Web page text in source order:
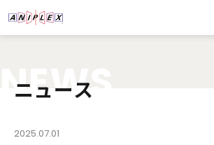
NEWS
ニュース
2025.07.01